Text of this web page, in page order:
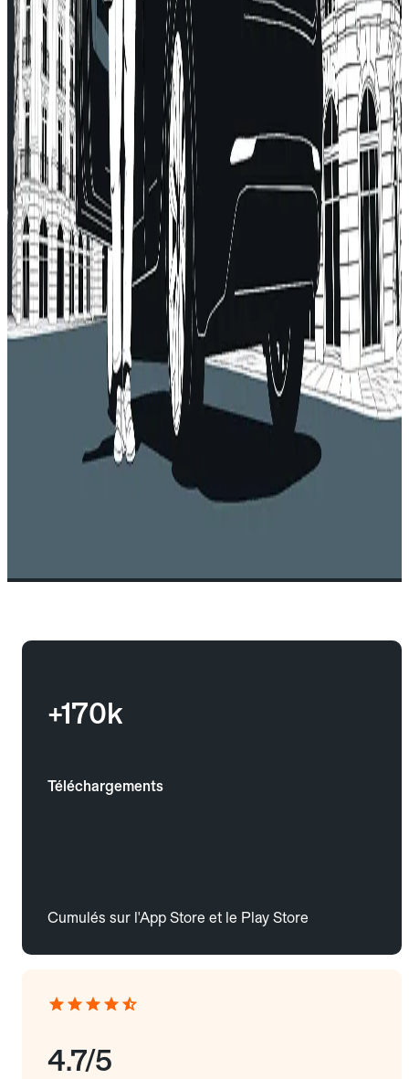
+170k
Téléchargements
Cumulés sur l'App Store et le Play Store
4.7/5